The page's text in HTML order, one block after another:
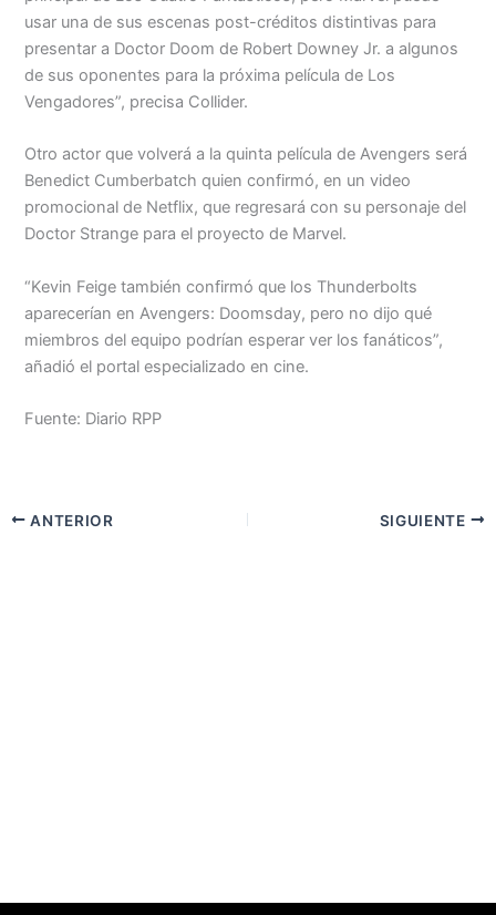
usar una de sus escenas post-créditos distintivas para
presentar a Doctor Doom de Robert Downey Jr. a algunos
de sus oponentes para la próxima película de Los
Vengadores”, precisa Collider.
Otro actor que volverá a la quinta película de Avengers será
Benedict Cumberbatch quien confirmó, en un video
promocional de Netflix, que regresará con su personaje del
Doctor Strange para el proyecto de Marvel.
“Kevin Feige también confirmó que los Thunderbolts
aparecerían en Avengers: Doomsday, pero no dijo qué
miembros del equipo podrían esperar ver los fanáticos”,
añadió el portal especializado en cine.
Fuente: Diario RPP
ANTERIOR SIGUIENTE